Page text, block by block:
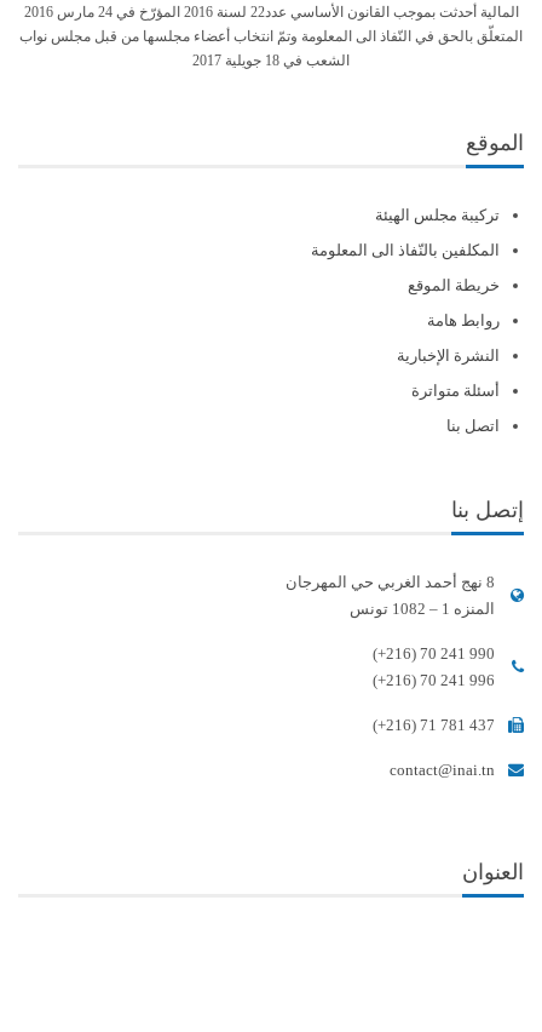
المالية أحدثت بموجب القانون الأساسي عدد22 لسنة 2016 المؤرّخ في 24 مارس 2016
المتعلّق بالحق في النّفاذ الى المعلومة وتمّ انتخاب أعضاء مجلسها من قبل مجلس نواب
الشعب في 18 جويلية 2017
الموقع
تركيبة مجلس الهيئة
المكلفين بالنّفاذ الى المعلومة
خريطة الموقع
روابط هامة
النشرة الإخبارية
أسئلة متواترة
اتصل بنا
إتصل بنا
8 نهج أحمد الغربي حي المهرجان
المنزه 1 – 1082 تونس
(+216) 70 241 990
(+216) 70 241 996
(+216) 71 781 437
contact@inai.tn
العنوان